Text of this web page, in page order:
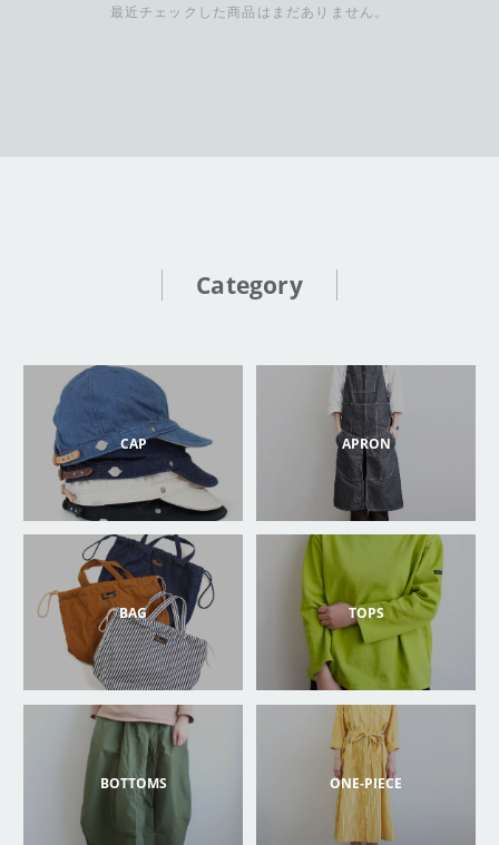
最近チェックした商品はまだありません。
Category
CAP APRON
BAG TOPS
BOTTOMS ONE-PIECE